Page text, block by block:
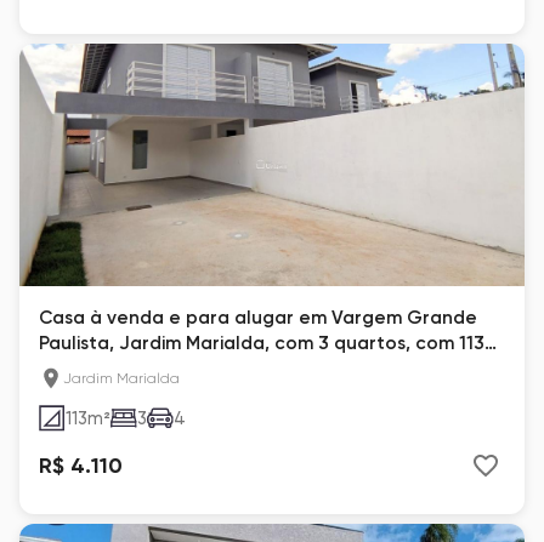
Casa à venda e para alugar em Vargem Grande
Paulista, Jardim Marialda, com 3 quartos, com 113
m² Jardim Marialda
113m² 3 4
R$ 4.110